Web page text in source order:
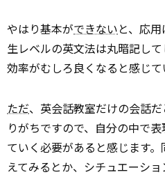
やはり基本ができないと、応
生レベルの英文法は丸暗記し
効率がむしろ良くなると感じて
ただ、英会話教室だけの会話
りがちですので、自分の中で
ていく必要があると感じます
えてみるとか、シチュエーシ